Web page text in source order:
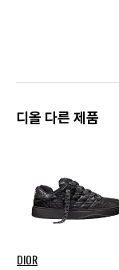
디올 다른 제품
DIOR